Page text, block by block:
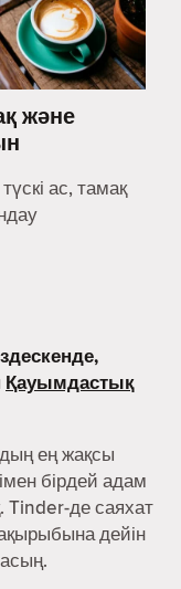
және
ас, тамақ
Қауымдастық
ең жақсы
бірдей адам
Tinder-де саяхат
дейін